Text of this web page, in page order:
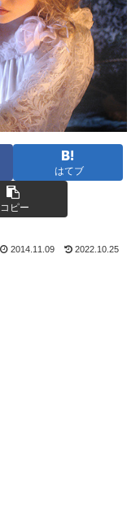
はてブ
コピー
2014.11.09 2022.10.25